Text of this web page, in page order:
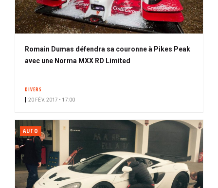
Romain Dumas défendra sa couronne à Pikes Peak
avec une Norma MXX RD Limited
DIVERS
20 FÉV. 2017 • 17:00
AUTO